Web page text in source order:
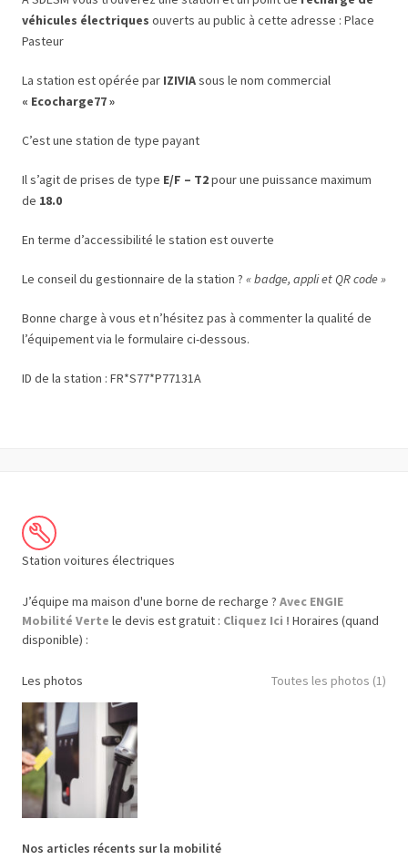
véhicules électriques ouverts au public à cette adresse : Place
Pasteur
La station est opérée par IZIVIAsous le nom commercial
« Ecocharge77 »
C’est une station de type payant
Il s’agit de prises de type E/F – T2pour une puissance maximum
de 18.0
En terme d’accessibilité le station est ouverte
Le conseil du gestionnaire de la station ? « badge, appli et QR code »
Bonne charge à vous et n’hésitez pas à commenter la qualité de
l’équipement via le formulaire ci-dessous.
ID de la station : FR*S77*P77131A
Station voitures électriques
J’équipe ma maison d'une borne de recharge ? Avec ENGIE
Mobilité Verte le devis est gratuit : Cliquez Ici ! Horaires (quand
disponible) :
Les photos Toutes les photos (1)
Nos articles récents sur la mobilité